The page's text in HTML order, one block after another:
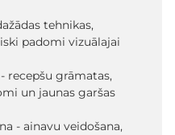
tehnikas,
padomi vizuālajai
recepšu grāmatas,
un jaunas garšas
- ainavu veidošana,